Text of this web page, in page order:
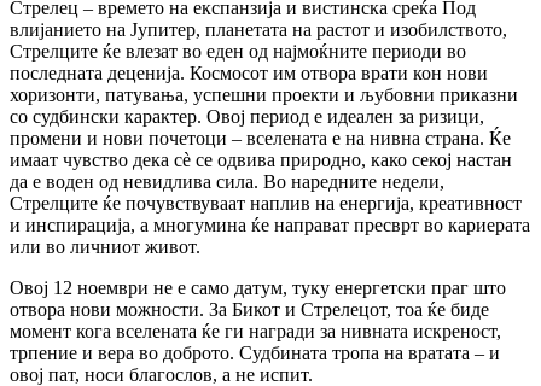
Стрелец – времето на експанзија и вистинска среќа Под
влијанието на Јупитер, планетата на растот и изобилството,
Стрелците ќе влезат во еден од најмоќните периоди во
последната деценија. Космосот им отвора врати кон нови
хоризонти, патувања, успешни проекти и љубовни приказни
со судбински карактер. Овој период е идеален за ризици,
промени и нови почетоци – вселената е на нивна страна. Ќе
имаат чувство дека сè се одвива природно, како секој настан
да е воден од невидлива сила. Во наредните недели,
Стрелците ќе почувствуваат наплив на енергија, креативност
и инспирација, а многумина ќе направат пресврт во кариерата
или во личниот живот.
Овој 12 ноември не е само датум, туку енергетски праг што
отвора нови можности. За Бикот и Стрелецот, тоа ќе биде
момент кога вселената ќе ги награди за нивната искреност,
трпение и вера во доброто. Судбината тропа на вратата – и
овој пат, носи благослов, а не испит.